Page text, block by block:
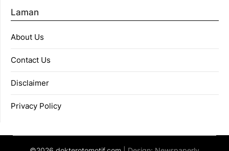
Laman
About Us
Contact Us
Disclaimer
Privacy Policy